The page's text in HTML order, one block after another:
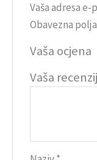
Vaša adresa
Obavezna
Vaša ocjena
Vaša